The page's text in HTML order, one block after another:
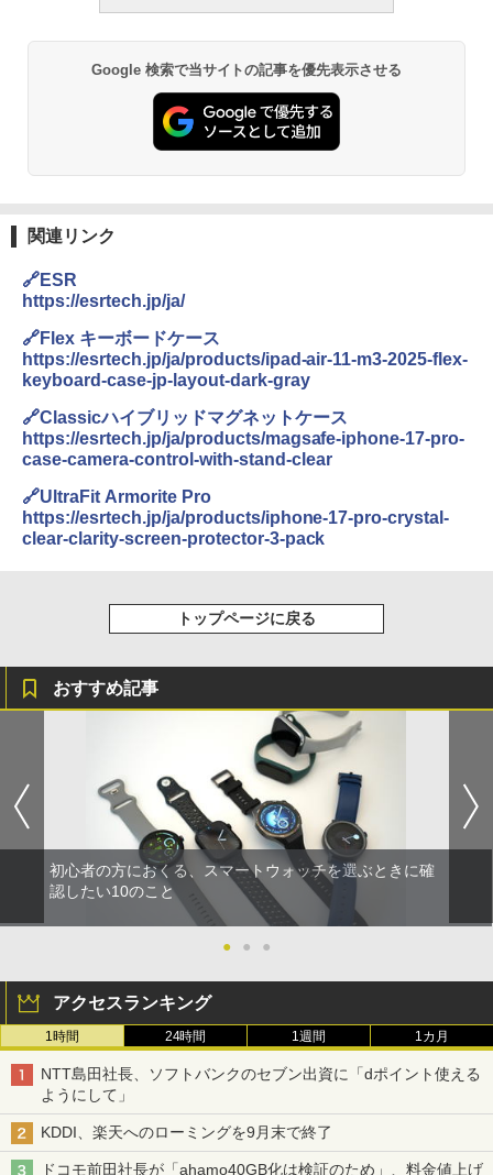
Google 検索で当サイトの記事を優先表示させる
関連リンク
🔗ESR
https://esrtech.jp/ja/
🔗Flex キーボードケース
https://esrtech.jp/ja/products/ipad-air-11-m3-2025-flex-
keyboard-case-jp-layout-dark-gray
🔗Classicハイブリッドマグネットケース
https://esrtech.jp/ja/products/magsafe-iphone-17-pro-
case-camera-control-with-stand-clear
🔗UltraFit Armorite Pro
https://esrtech.jp/ja/products/iphone-17-pro-crystal-
clear-clarity-screen-protector-3-pack
トップページに戻る
おすすめ記事
初心者の方におくる、スマートウォッチを選ぶときに確
認したい10のこと
● ● ●
アクセスランキング
1時間 24時間 1週間 1カ月
NTT島田社長、ソフトバンクのセブン出資に「dポイント使える
ようにして」
KDDI、楽天へのローミングを9月末で終了
ドコモ前田社長が「ahamo40GB化は検証のため」、料金値上げ